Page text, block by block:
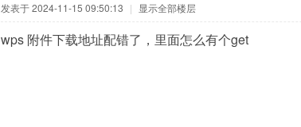
发表于 2024-11-15 09:50:13 | 显示全部楼层
wps 附件下载地址配错了，里面怎么有个get